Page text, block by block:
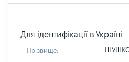
Для ідентифікації в Україні
Прізвище: